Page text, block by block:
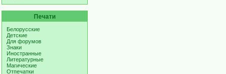
Печати
Белорусские
Детские
Для форумов
Знаки
Иностранные
Литературные
Магические
Отпечатки